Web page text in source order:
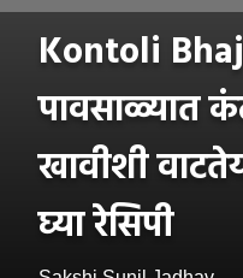
Kontoli
पावसाळ्यात
खावीशी
घ्या रेसिपी